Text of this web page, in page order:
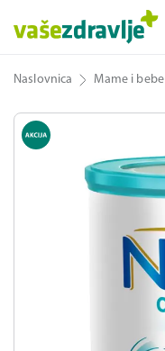
Naslovnica Mame i bebe